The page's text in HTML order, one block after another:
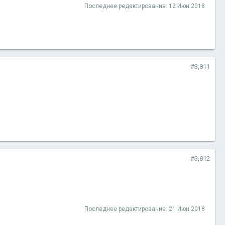
Последнее редактирование: 12 Июн 2018
#3,811
#3,812
Последнее редактирование: 21 Июн 2018